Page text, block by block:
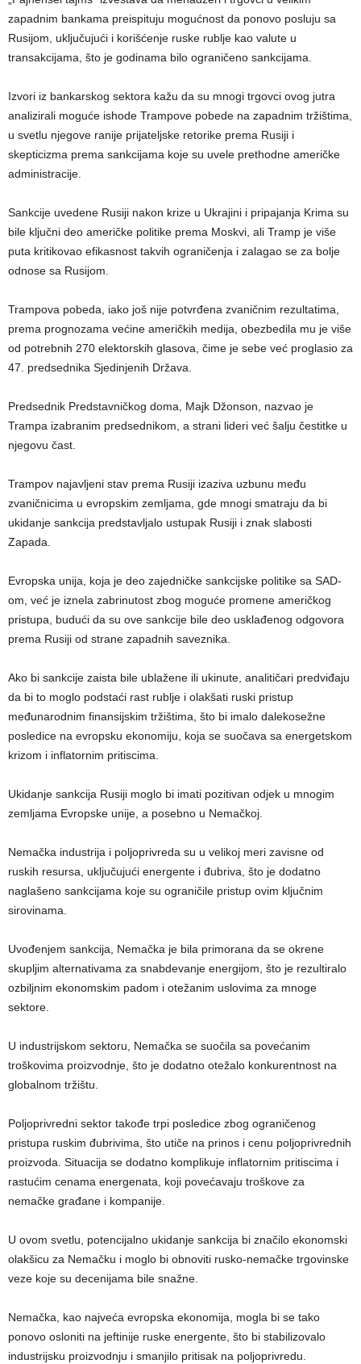
zapadnim bankama preispituju mogućnost da ponovo posluju sa
Rusijom, uključujući i korišćenje ruske rublje kao valute u
transakcijama, što je godinama bilo ograničeno sankcijama.
Izvori iz bankarskog sektora kažu da su mnogi trgovci ovog jutra
analizirali moguće ishode Trampove pobede na zapadnim tržištima,
u svetlu njegove ranije prijateljske retorike prema Rusiji i
skepticizma prema sankcijama koje su uvele prethodne američke
administracije.
Sankcije uvedene Rusiji nakon krize u Ukrajini i pripajanja Krima su
bile ključni deo američke politike prema Moskvi, ali Tramp je više
puta kritikovao efikasnost takvih ograničenja i zalagao se za bolje
odnose sa Rusijom.
Trampova pobeda, iako još nije potvrđena zvaničnim rezultatima,
prema prognozama većine američkih medija, obezbedila mu je više
od potrebnih 270 elektorskih glasova, čime je sebe već proglasio za
47. predsednika Sjedinjenih Država.
Predsednik Predstavničkog doma, Majk Džonson, nazvao je
Trampa izabranim predsednikom, a strani lideri već šalju čestitke u
njegovu čast.
Trampov najavljeni stav prema Rusiji izaziva uzbunu među
zvaničnicima u evropskim zemljama, gde mnogi smatraju da bi
ukidanje sankcija predstavljalo ustupak Rusiji i znak slabosti
Zapada.
Evropska unija, koja je deo zajedničke sankcijske politike sa SAD-
om, već je iznela zabrinutost zbog moguće promene američkog
pristupa, budući da su ove sankcije bile deo usklađenog odgovora
prema Rusiji od strane zapadnih saveznika.
Ako bi sankcije zaista bile ublažene ili ukinute, analitičari predviđaju
da bi to moglo podstaći rast rublje i olakšati ruski pristup
međunarodnim finansijskim tržištima, što bi imalo dalekosežne
posledice na evropsku ekonomiju, koja se suočava sa energetskom
krizom i inflatornim pritiscima.
Ukidanje sankcija Rusiji moglo bi imati pozitivan odjek u mnogim
zemljama Evropske unije, a posebno u Nemačkoj.
Nemačka industrija i poljoprivreda su u velikoj meri zavisne od
ruskih resursa, uključujući energente i đubriva, što je dodatno
naglašeno sankcijama koje su ograničile pristup ovim ključnim
sirovinama.
Uvođenjem sankcija, Nemačka je bila primorana da se okrene
skupljim alternativama za snabdevanje energijom, što je rezultiralo
ozbiljnim ekonomskim padom i otežanim uslovima za mnoge
sektore.
U industrijskom sektoru, Nemačka se suočila sa povećanim
troškovima proizvodnje, što je dodatno otežalo konkurentnost na
globalnom tržištu.
Poljoprivredni sektor takođe trpi posledice zbog ograničenog
pristupa ruskim đubrivima, što utiče na prinos i cenu poljoprivrednih
proizvoda. Situacija se dodatno komplikuje inflatornim pritiscima i
rastućim cenama energenata, koji povećavaju troškove za
nemačke građane i kompanije.
U ovom svetlu, potencijalno ukidanje sankcija bi značilo ekonomski
olakšicu za Nemačku i moglo bi obnoviti rusko-nemačke trgovinske
veze koje su decenijama bile snažne.
Nemačka, kao najveća evropska ekonomija, mogla bi se tako
ponovo osloniti na jeftinije ruske energente, što bi stabilizovalo
industrijsku proizvodnju i smanjilo pritisak na poljoprivredu.